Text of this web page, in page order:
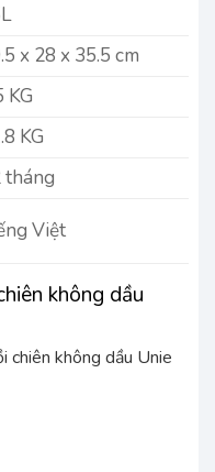
x 28 x 35.5 cm
KG
KG
tháng
Việt
không dầu